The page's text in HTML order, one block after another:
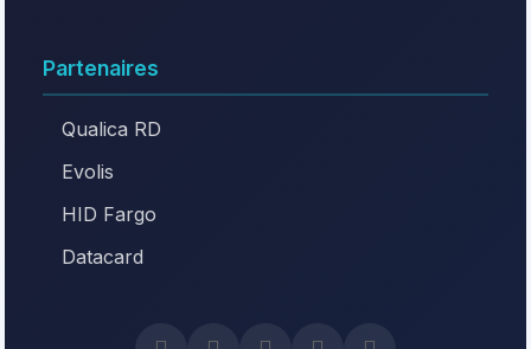
Partenaires
Qualica RD
Evolis
HID Fargo
Datacard